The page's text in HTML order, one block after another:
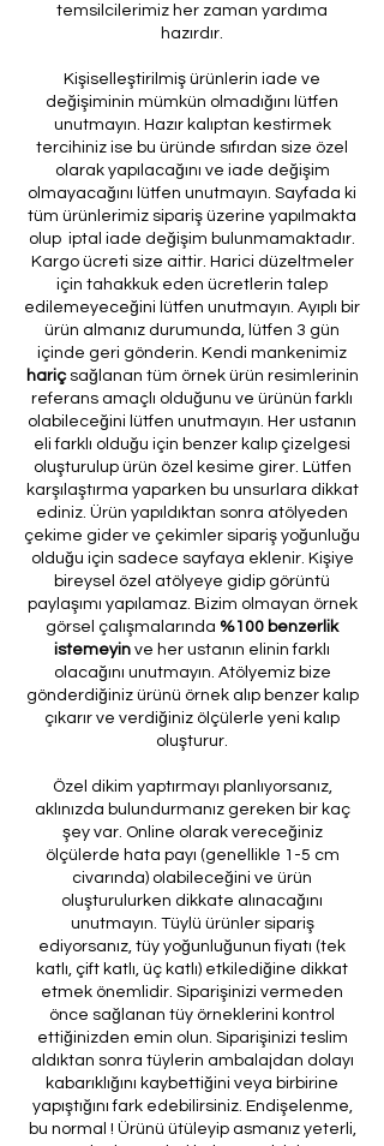
temsilcilerimiz her zaman yardıma
hazırdır.
Kişiselleştirilmiş ürünlerin iade ve
değişiminin mümkün olmadığını lütfen
unutmayın. Hazır kalıptan kestirmek
tercihiniz ise bu üründe sıfırdan size özel
olarak yapılacağını ve iade değişim
olmayacağını lütfen unutmayın. Sayfada ki
tüm ürünlerimiz sipariş üzerine yapılmakta
olup iptal iade değişim bulunmamaktadır.
Kargo ücreti size aittir. Harici düzeltmeler
için tahakkuk eden ücretlerin talep
edilemeyeceğini lütfen unutmayın. Ayıplı bir
ürün almanız durumunda, lütfen 3 gün
içinde geri gönderin. Kendi mankenimiz
hariçsağlanan tüm örnek ürün resimlerinin
referans amaçlı olduğunu ve ürünün farklı
olabileceğini lütfen unutmayın. Her ustanın
eli farklı olduğu için benzer kalıp çizelgesi
oluşturulup ürün özel kesime girer. Lütfen
karşılaştırma yaparken bu unsurlara dikkat
ediniz. Ürün yapıldıktan sonra atölyeden
çekime gider ve çekimler sipariş yoğunluğu
olduğu için sadece sayfaya eklenir. Kişiye
bireysel özel atölyeye gidip görüntü
paylaşımı yapılamaz. Bizim olmayan örnek
görsel çalışmalarında %100 benzerlik
istemeyin ve her ustanın elinin farklı
olacağını unutmayın. Atölyemiz bize
gönderdiğiniz ürünü örnek alıp benzer kalıp
çıkarır ve verdiğiniz ölçülerle yeni kalıp
oluşturur.
Özel dikim yaptırmayı planlıyorsanız,
aklınızda bulundurmanız gereken bir kaç
şey var. Online olarak vereceğiniz
ölçülerde hata payı (genellikle 1-5 cm
civarında) olabileceğini ve ürün
oluşturulurken dikkate alınacağını
unutmayın. Tüylü ürünler sipariş
ediyorsanız, tüy yoğunluğunun fiyatı (tek
katlı, çift katlı, üç katlı) etkilediğine dikkat
etmek önemlidir. Siparişinizi vermeden
önce sağlanan tüy örneklerini kontrol
ettiğinizden emin olun. Siparişinizi teslim
aldıktan sonra tüylerin ambalajdan dolayı
kabarıklığını kaybettiğini veya birbirine
yapıştığını fark edebilirsiniz. Endişelenme,
bu normal ! Ürünü ütüleyip asmanız yeterli,